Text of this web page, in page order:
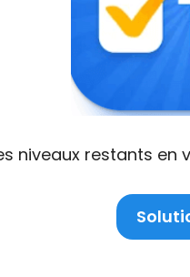
niveaux restants en